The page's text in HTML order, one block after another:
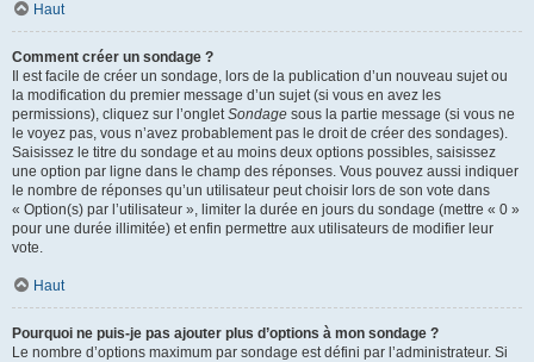
Haut
Comment créer un sondage ?
Il est facile de créer un sondage, lors de la publication d’un nouveau sujet ou
la modification du premier message d’un sujet (si vous en avez les
permissions), cliquez sur l’ongletSondage sous la partie message (si vous ne
le voyez pas, vous n’avez probablement pas le droit de créer des sondages).
Saisissez le titre du sondage et au moins deux options possibles, saisissez
une option par ligne dans le champ des réponses. Vous pouvez aussi indiquer
le nombre de réponses qu’un utilisateur peut choisir lors de son vote dans
« Option(s) par l’utilisateur », limiter la durée en jours du sondage (mettre « 0 »
pour une durée illimitée) et enfin permettre aux utilisateurs de modifier leur
vote.
Haut
Pourquoi ne puis-je pas ajouter plus d’options à mon sondage ?
Le nombre d’options maximum par sondage est défini par l’administrateur. Si